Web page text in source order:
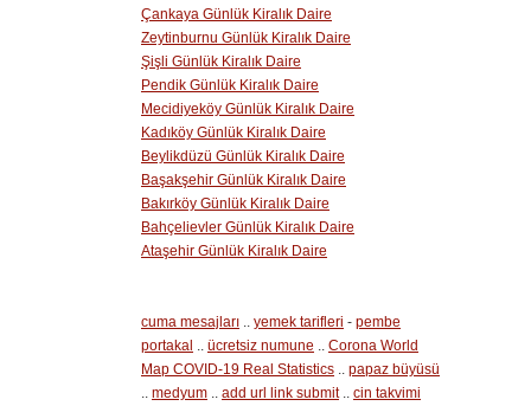
Çankaya Günlük Kiralık Daire
Zeytinburnu Günlük Kiralık Daire
Şişli Günlük Kiralık Daire
Pendik Günlük Kiralık Daire
Mecidiyeköy Günlük Kiralık Daire
Kadıköy Günlük Kiralık Daire
Beylikdüzü Günlük Kiralık Daire
Başakşehir Günlük Kiralık Daire
Bakırköy Günlük Kiralık Daire
Bahçelievler Günlük Kiralık Daire
Ataşehir Günlük Kiralık Daire
cuma mesajları yemek tarifleri - pembe
portakal
ücretsiz numune
Corona World
Map COVID-19 Real Statistics
papaz büyüsü
medyum add url link submit.. cin takvimi